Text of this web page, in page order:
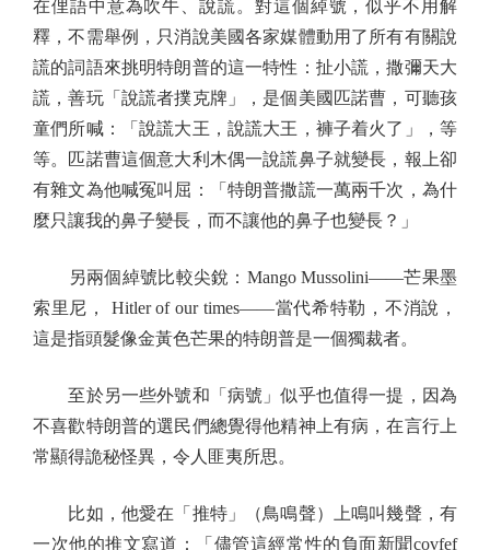
在俚語中意為吹牛、說謊。對這個綽號，似乎不用解
釋，不需舉例，只消說美國各家媒體動用了所有有關說
謊的詞語來挑明特朗普的這一特性：扯小謊，撒彌天大
謊，善玩「說謊者撲克牌」，是個美國匹諾曹，可聽孩
童們所喊：「說謊大王，說謊大王，褲子着火了」，等
等。匹諾曹這個意大利木偶一說謊鼻子就變長，報上卻
有雜文為他喊冤叫屈：「特朗普撒謊一萬兩千次，為什
麼只讓我的鼻子變長，而不讓他的鼻子也變長？」
另兩個綽號比較尖銳：Mango Mussolini——芒果墨
索里尼， Hitler of our times——當代希特勒，不消說，
這是指頭髮像金黃色芒果的特朗普是一個獨裁者。
至於另一些外號和「病號」似乎也值得一提，因為
不喜歡特朗普的選民們總覺得他精神上有病，在言行上
常顯得詭秘怪異，令人匪夷所思。
比如，他愛在「推特」（鳥鳴聲）上鳴叫幾聲，有
一次他的推文寫道：「儘管這經常性的負面新聞covfef